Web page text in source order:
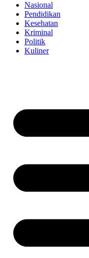
Nasional
Pendidikan
Kesehatan
Kriminal
Politik
Kuliner